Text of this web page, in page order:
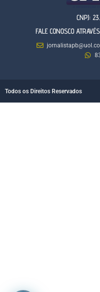
CNPJ:
FALE CONOSCO
Todos os Direitos Reservados